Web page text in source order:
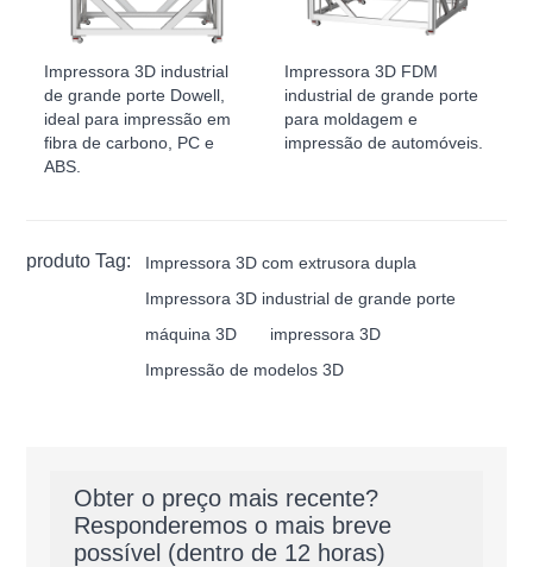
Impressora 3D industrial
de grande porte Dowell,
ideal para impressão em
fibra de carbono, PC e
ABS.
Impressora 3D FDM
industrial de grande porte
para moldagem e
impressão de automóveis.
produto Tag:
Impressora 3D com extrusora dupla
Impressora 3D industrial de grande porte
máquina 3D
impressora 3D
Impressão de modelos 3D
Obter o preço mais recente?
Responderemos o mais breve
possível (dentro de 12 horas)